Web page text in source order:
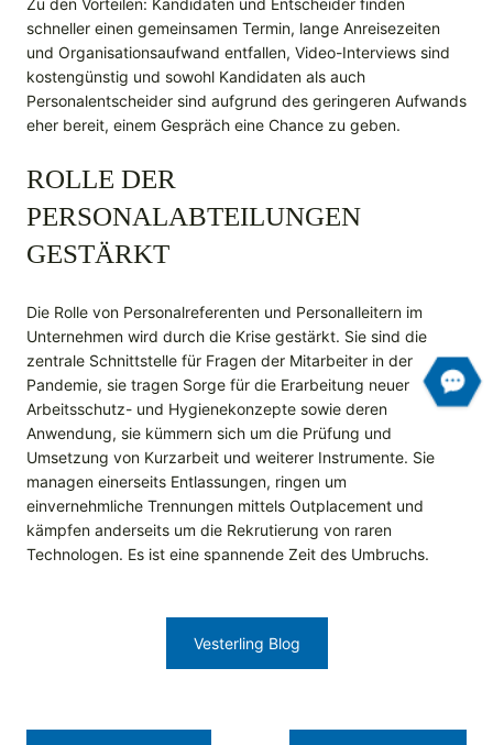
Zu den Vorteilen: Kandidaten und Entscheider finden
schneller einen gemeinsamen Termin, lange Anreisezeiten
und Organisationsaufwand entfallen, Video-Interviews sind
kostengünstig und sowohl Kandidaten als auch
Personalentscheider sind aufgrund des geringeren Aufwands
eher bereit, einem Gespräch eine Chance zu geben.
ROLLE DER
PERSONALABTEILUNGEN
GESTÄRKT
Die Rolle von Personalreferenten und Personalleitern im
Unternehmen wird durch die Krise gestärkt. Sie sind die
zentrale Schnittstelle für Fragen der Mitarbeiter in der
Pandemie, sie tragen Sorge für die Erarbeitung neuer
Arbeitsschutz- und Hygienekonzepte sowie deren
Anwendung, sie kümmern sich um die Prüfung und
Umsetzung von Kurzarbeit und weiterer Instrumente. Sie
managen einerseits Entlassungen, ringen um
einvernehmliche Trennungen mittels Outplacement und
kämpfen anderseits um die Rekrutierung von raren
Technologen. Es ist eine spannende Zeit des Umbruchs.
Vesterling Blog